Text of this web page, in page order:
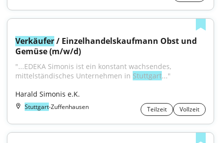
Verkäufer / Einzelhandelskaufmann Obst und
Gemüse (m/w/d)
"...EDEKA Simonis ist ein konstant wachsendes,
mittelständisches Unternehmen in Stuttgart..."
Harald Simonis e.K.
Stuttgart-Zuffenhausen Teilzeit Vollzeit